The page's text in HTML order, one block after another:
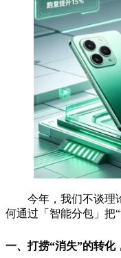
今年，我们不谈
何通过「智能分包」把
一、打捞“消失”的转化